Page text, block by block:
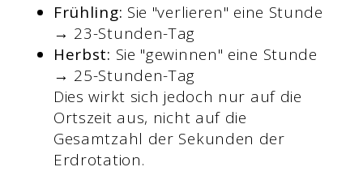
Frühling: Sie "verlieren" eine Stunde
→ 23-Stunden-Tag
Herbst: Sie "gewinnen" eine Stunde
→ 25-Stunden-Tag
Dies wirkt sich jedoch nur auf die
Ortszeit aus, nicht auf die
Gesamtzahl der Sekunden der
Erdrotation.